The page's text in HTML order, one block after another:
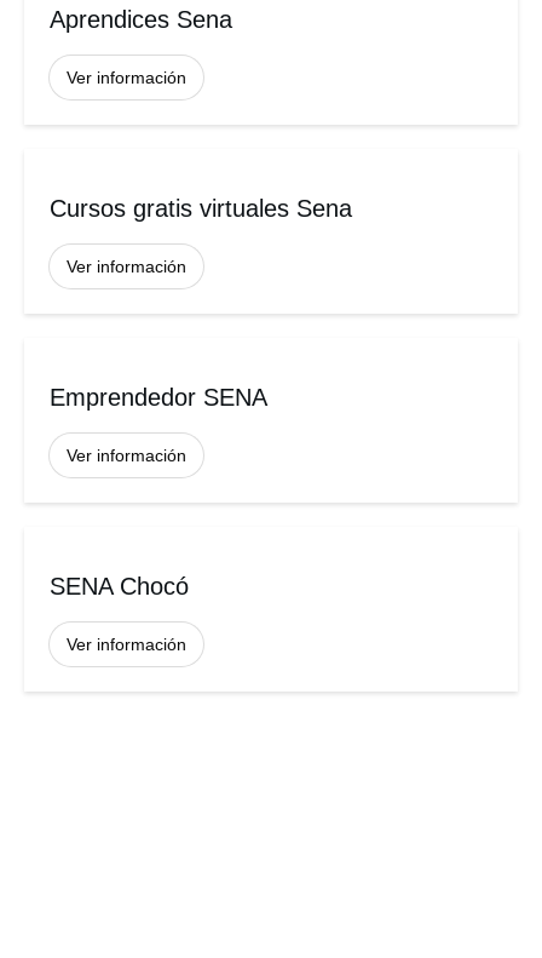
Aprendices Sena
Ver información
Cursos gratis virtuales Sena
Ver información
Emprendedor SENA
Ver información
SENA Chocó
Ver información